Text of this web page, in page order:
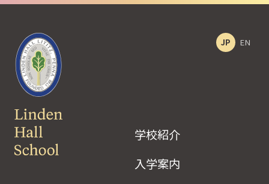
JP EN
学校紹介
入学案内